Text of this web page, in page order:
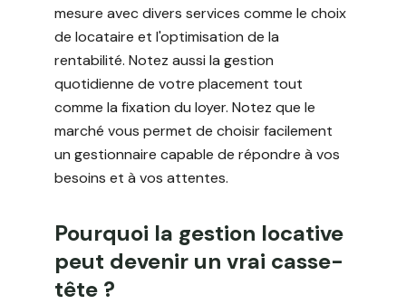
mesure avec divers services comme le choix
de locataire et l'optimisation de la
rentabilité. Notez aussi la gestion
quotidienne de votre placement tout
comme la fixation du loyer. Notez que le
marché vous permet de choisir facilement
un gestionnaire capable de répondre à vos
besoins et à vos attentes.
Pourquoi la gestion locative
peut devenir un vrai casse-
tête ?